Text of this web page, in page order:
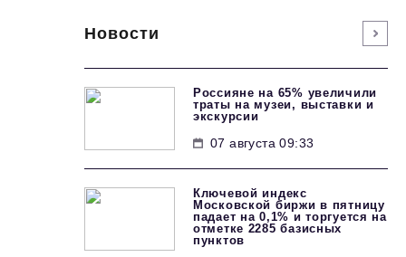
Новости
Россияне на 65% увеличили
траты на музеи, выставки и
экскурсии
07 августа 09:33
Ключевой индекс
Московской биржи в пятницу
падает на 0,1% и торгуется на
отметке 2285 базисных
пунктов